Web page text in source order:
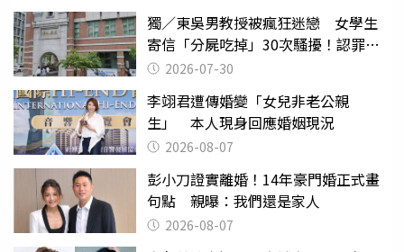
獨／東吳男教授被瘋狂迷戀 女學生
寄信「分屍吃掉」30次騷擾！認罪免
關 2026-07-30
李翊君遭傳婚變「女兒非老公親
生」 本人現身回應婚姻現況
2026-08-07
彭小刀證實離婚！14年豪門婚正式畫
句點 親曝：我們還是家人
2026-08-07